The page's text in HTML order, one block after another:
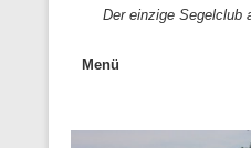
Der einzige Segelclub
Menü